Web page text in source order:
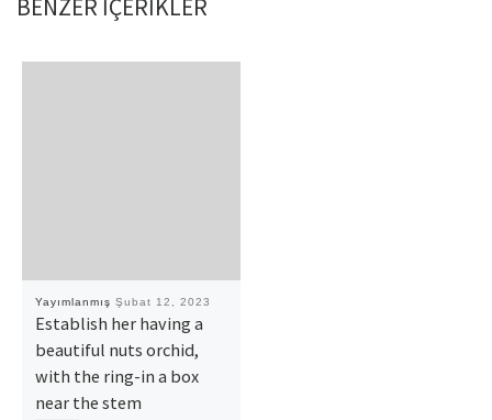
BENZER IÇERIKLER
Yayımlanmış Şubat 12, 2023
Establish her having a
beautiful nuts orchid,
with the ring-in a box
near the stem